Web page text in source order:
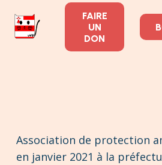
FAIRE
UN
DON
Association de protection
en janvier 2021 à la